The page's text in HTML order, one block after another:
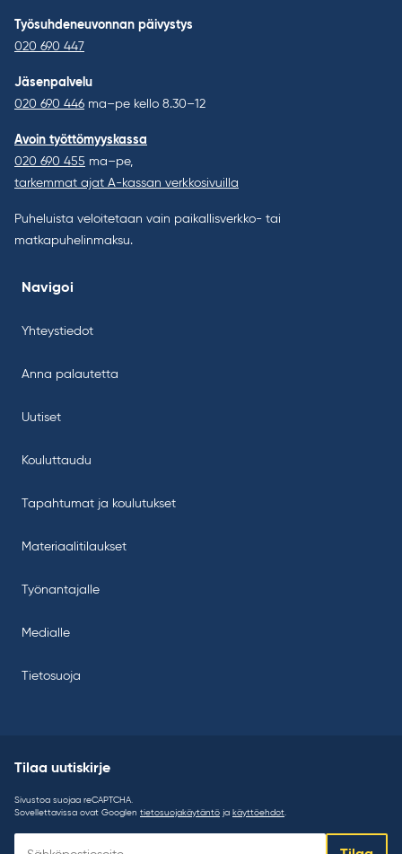
Työsuhdeneuvonnan päivystys
020 690 447
Jäsenpalvelu
020 690 446 ma–pe kello 8.30–12
Avoin työttömyyskassa
020 690 455 ma–pe,
tarkemmat ajat A-kassan verkkosivuilla
Puheluista veloitetaan vain paikallisverkko- tai
matkapuhelinmaksu.
Navigoi
Yhteystiedot
Anna palautetta
Uutiset
Kouluttaudu
Tapahtumat ja koulutukset
Materiaalitilaukset
Työnantajalle
Medialle
Tietosuoja
Tilaa uutiskirje
Sivustoa suojaa reCAPTCHA.
Sovellettavissa ovat Googlen tietosuojakäytäntö ja käyttöehdot.